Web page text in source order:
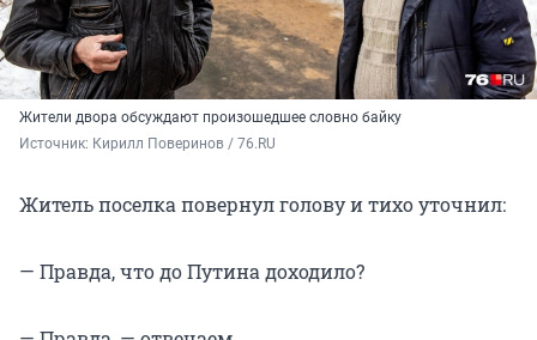
Жители двора обсуждают произошедшее словно байку
Источник: Кирилл Поверинов / 76.RU
Житель поселка повернул голову и тихо уточнил:
— Правда, что до Путина доходило?